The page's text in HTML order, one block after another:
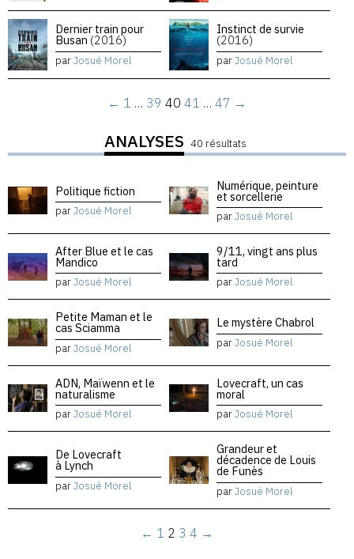
Dernier train pour
Busan (2016)
parJosué Morel
Instinct de survie
(2016)
parJosué Morel
← 1 … 39 40 41 … 47 →
ANALYSES 40 résultats
Politique fiction
parJosué Morel
Numérique, peinture
et sorcellerie
parJosué Morel
After Blue et le cas
Mandico
parJosué Morel
9/11, vingt ans plus
tard
parJosué Morel
Petite Maman et le
cas Sciamma
parJosué Morel
Le mystère Chabrol
parJosué Morel
ADN, Maïwenn et le
naturalisme
parJosué Morel
Lovecraft, un cas
moral
parJosué Morel
De Lovecraft
à Lynch
parJosué Morel
Grandeur et
décadence de Louis
de Funès
parJosué Morel
← 1 2 3 4 →